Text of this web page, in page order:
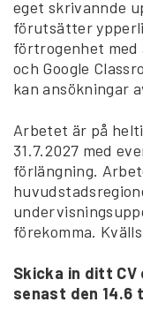
eget skrivannde
förutsätter
förtrogenhet
och Google
kan ansökningar
Arbetet är på
31.7.2027 med
förlängning.
förekomma.
Skicka in ditt CV
senast den 14.6